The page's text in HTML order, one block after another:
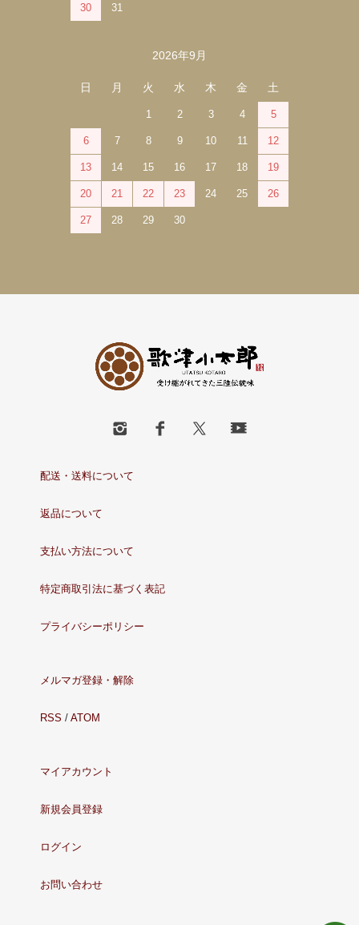
30 31
2026年9月
日 月 火 水 木 金 土
1 2 3 4 5
6 7 8 9 10 11 12
13 14 15 16 17 18 19
20 21 22 23 24 25 26
27 28 29 30
配送・送料について
返品について
支払い方法について
特定商取引法に基づく表記
プライバシーポリシー
メルマガ登録・解除
RSS / ATOM
マイアカウント
新規会員登録
ログイン
お問い合わせ